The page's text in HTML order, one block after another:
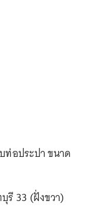
ท่อประปา ขนาด
33 (ฝั่งขวา)